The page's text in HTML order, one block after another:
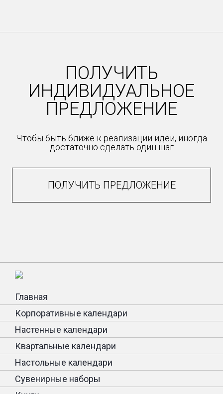
ПОЛУЧИТЬ
ИНДИВИДУАЛЬНОЕ
ПРЕДЛОЖЕНИЕ
Чтобы быть ближе к реализации идеи, иногда
достаточно сделать один шаг
ПОЛУЧИТЬ ПРЕДЛОЖЕНИЕ
Главная
Корпоративные календари
Настенные календари
Квартальные календари
Настольные календари
Сувенирные наборы